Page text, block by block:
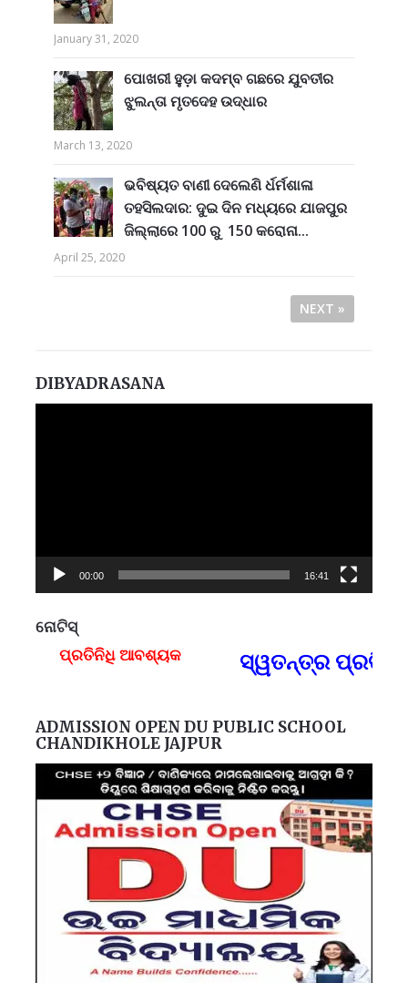
January 31, 2020
ପୋଖରୀ ହୁଡ଼ା କଦମ୍ବ ଗଛରେ ଯୁବତୀର
ଝୁଲନ୍ତା ମୃତଦେହ ଉଦ୍ଧାର
March 13, 2020
ଭବିଷ୍ୟତ ବାଣୀ ଦେଲେଣି ର୍ଧର୍ମଶାଳା
ତହସିଲଦାର: ଦୁଇ ଦିନ ମଧ୍ୟରେ ଯାଜପୁର
ଜିଲ୍ଲାରେ 100 ରୁ 150 କରୋନା...
April 25, 2020
NEXT »
DIBYADRASANA
00:00 16:41
ନୋଟିସ୍
ପ୍ରତିନିଧି ଆବଶ୍ୟକ
ସ୍ୱତନ୍ତ୍ର ପ୍ରତିନିଧି
ADMISSION OPEN DU PUBLIC SCHOOL
CHANDIKHOLE JAJPUR